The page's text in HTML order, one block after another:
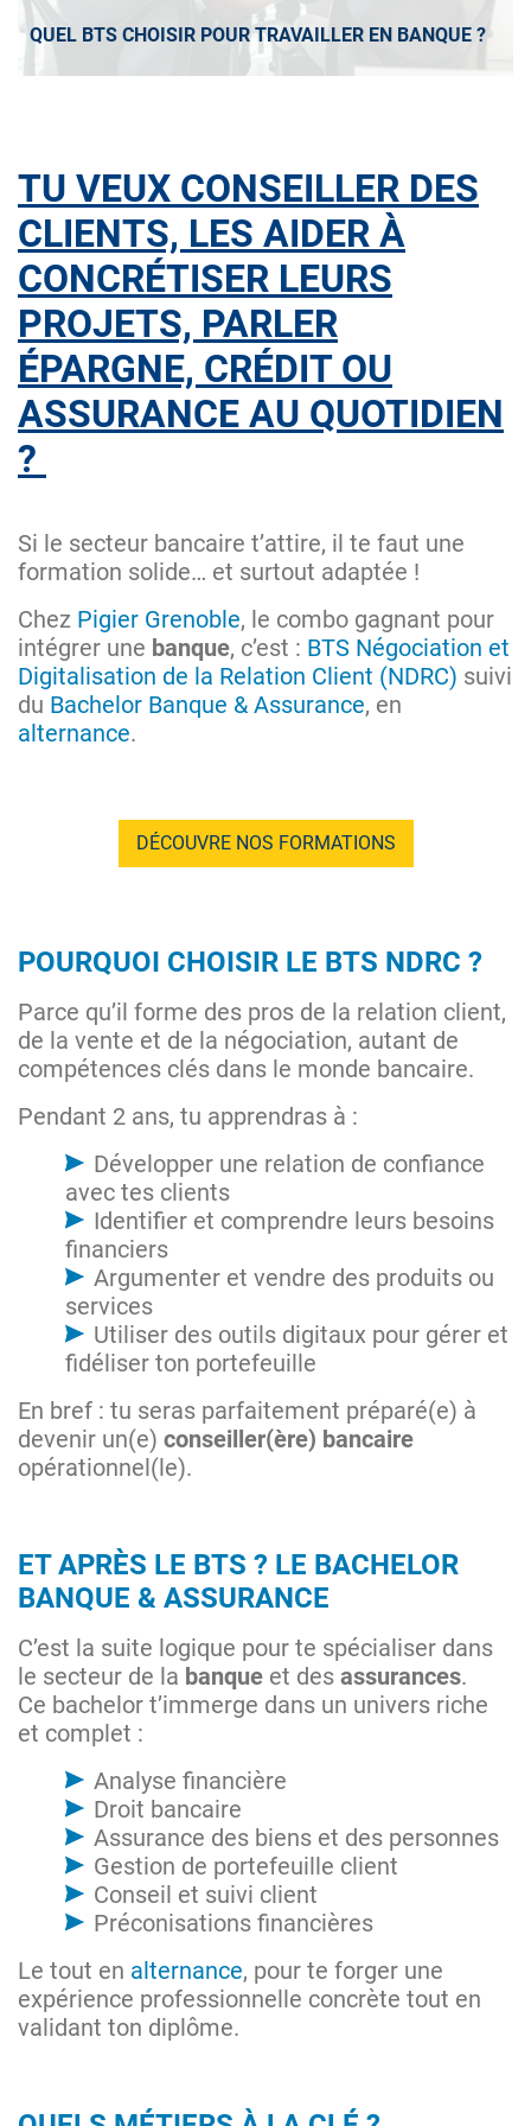
QUEL BTS CHOISIR POUR TRAVAILLER EN BANQUE ?
TU VEUX CONSEILLER DES
CLIENTS, LES AIDER À
CONCRÉTISER LEURS
PROJETS, PARLER
ÉPARGNE, CRÉDIT OU
ASSURANCE AU QUOTIDIEN
?
Si le secteur bancaire t’attire, il te faut une
formation solide… et surtout adaptée !
Chez Pigier Grenoble, le combo gagnant pour
intégrer une banque, c’est : BTS Négociation et
Digitalisation de la Relation Client (NDRC) suivi
du Bachelor Banque & Assurance, en
alternance.
DÉCOUVRE NOS FORMATIONS
POURQUOI CHOISIR LE BTS NDRC ?
Parce qu’il forme des pros de la relation client,
de la vente et de la négociation, autant de
compétences clés dans le monde bancaire.
Pendant 2 ans, tu apprendras à :
Développer une relation de confiance
avec tes clients
Identifier et comprendre leurs besoins
financiers
Argumenter et vendre des produits ou
services
Utiliser des outils digitaux pour gérer et
fidéliser ton portefeuille
En bref : tu seras parfaitement préparé(e) à
devenir un(e) conseiller(ère) bancaire
opérationnel(le).
ET APRÈS LE BTS ? LE BACHELOR
BANQUE & ASSURANCE
C’est la suite logique pour te spécialiser dans
le secteur de la banque et des assurances.
Ce bachelor t’immerge dans un univers riche
et complet :
Analyse financière
Droit bancaire
Assurance des biens et des personnes
Gestion de portefeuille client
Conseil et suivi client
Préconisations financières
Le tout en alternance, pour te forger une
expérience professionnelle concrète tout en
validant ton diplôme.